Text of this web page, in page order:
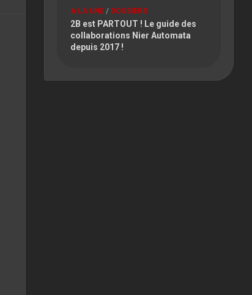
A LA UNE / DOSSIERS
2B est PARTOUT ! Le guide des
collaborations Nier Automata
depuis 2017 !